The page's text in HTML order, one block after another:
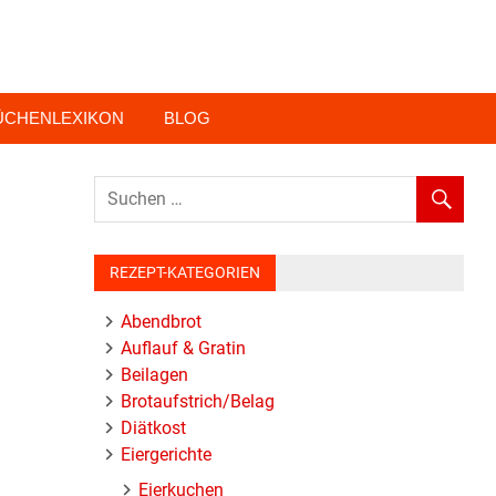
BLOG
REZEPT-KATEGORIEN
Abendbrot
Auflauf & Gratin
Beilagen
Brotaufstrich/Belag
Diätkost
Eiergerichte
Eierkuchen